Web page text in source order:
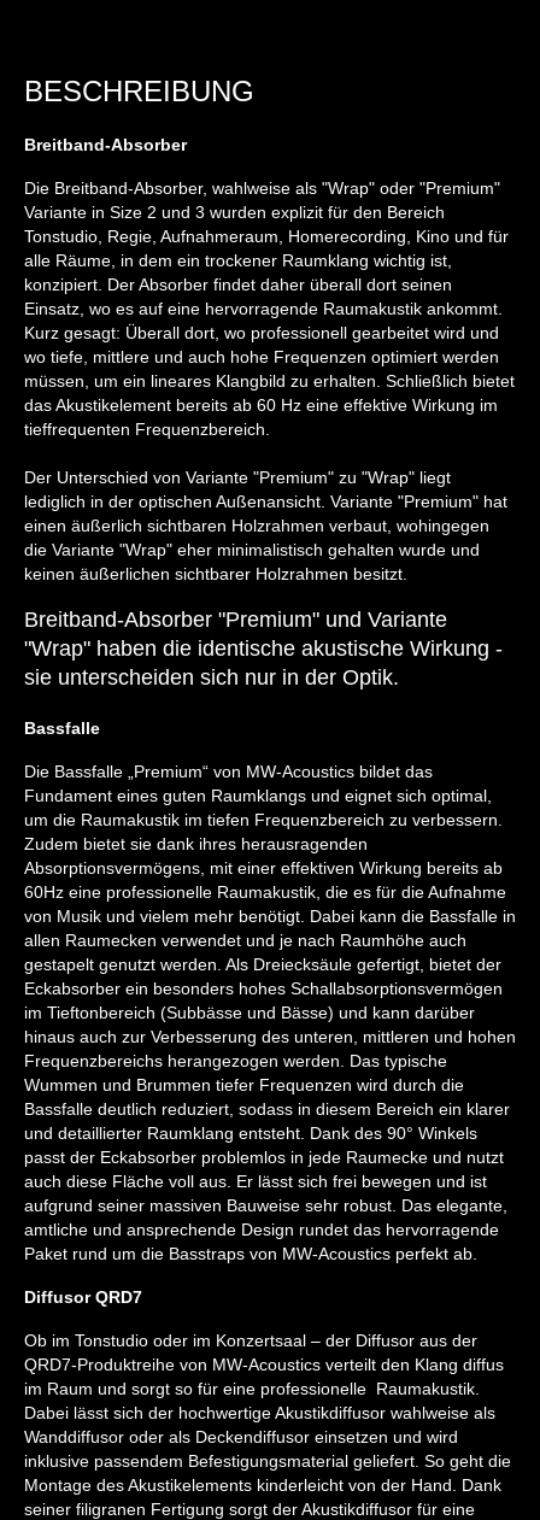
BESCHREIBUNG
Breitband-Absorber
Die Breitband-Absorber, wahlweise als "Wrap" oder "Premium"
Variante in Size 2 und 3 wurden explizit für den Bereich
Tonstudio, Regie, Aufnahmeraum, Homerecording, Kino und für
alle Räume, in dem ein trockener Raumklang wichtig ist,
konzipiert. Der Absorber findet daher überall dort seinen
Einsatz, wo es auf eine hervorragende Raumakustik ankommt.
Kurz gesagt: Überall dort, wo professionell gearbeitet wird und
wo tiefe, mittlere und auch hohe Frequenzen optimiert werden
müssen, um ein lineares Klangbild zu erhalten. Schließlich bietet
das Akustikelement bereits ab 60 Hz eine effektive Wirkung im
tieffrequenten Frequenzbereich.
Der Unterschied von Variante "Premium" zu "Wrap" liegt
lediglich in der optischen Außenansicht. Variante "Premium" hat
einen äußerlich sichtbaren Holzrahmen verbaut, wohingegen
die Variante "Wrap" eher minimalistisch gehalten wurde und
keinen äußerlichen sichtbarer Holzrahmen besitzt.
Breitband-Absorber "Premium" und Variante
"Wrap" haben die identische akustische Wirkung -
sie unterscheiden sich nur in der Optik.
Bassfalle
Die Bassfalle „Premium“ von MW-Acoustics bildet das
Fundament eines guten Raumklangs und eignet sich optimal,
um die Raumakustik im tiefen Frequenzbereich zu verbessern.
Zudem bietet sie dank ihres herausragenden
Absorptionsvermögens, mit einer effektiven Wirkung bereits ab
60Hz eine professionelle Raumakustik, die es für die Aufnahme
von Musik und vielem mehr benötigt. Dabei kann die Bassfalle in
allen Raumecken verwendet und je nach Raumhöhe auch
gestapelt genutzt werden. Als Dreiecksäule gefertigt, bietet der
Eckabsorber ein besonders hohes Schallabsorptionsvermögen
im Tieftonbereich (Subbässe und Bässe) und kann darüber
hinaus auch zur Verbesserung des unteren, mittleren und hohen
Frequenzbereichs herangezogen werden. Das typische
Wummen und Brummen tiefer Frequenzen wird durch die
Bassfalle deutlich reduziert, sodass in diesem Bereich ein klarer
und detaillierter Raumklang entsteht. Dank des 90° Winkels
passt der Eckabsorber problemlos in jede Raumecke und nutzt
auch diese Fläche voll aus. Er lässt sich frei bewegen und ist
aufgrund seiner massiven Bauweise sehr robust. Das elegante,
amtliche und ansprechende Design rundet das hervorragende
Paket rund um die Basstraps von MW-Acoustics perfekt ab.
Diffusor QRD7
Ob im Tonstudio oder im Konzertsaal – der Diffusor aus der
QRD7-Produktreihe von MW-Acoustics verteilt den Klang diffus
im Raum und sorgt so für eine professionelle Raumakustik.
Dabei lässt sich der hochwertige Akustikdiffusor wahlweise als
Wanddiffusor oder als Deckendiffusor einsetzen und wird
inklusive passendem Befestigungsmaterial geliefert. So geht die
Montage des Akustikelements kinderleicht von der Hand. Dank
seiner filigranen Fertigung sorgt der Akustikdiffusor für eine